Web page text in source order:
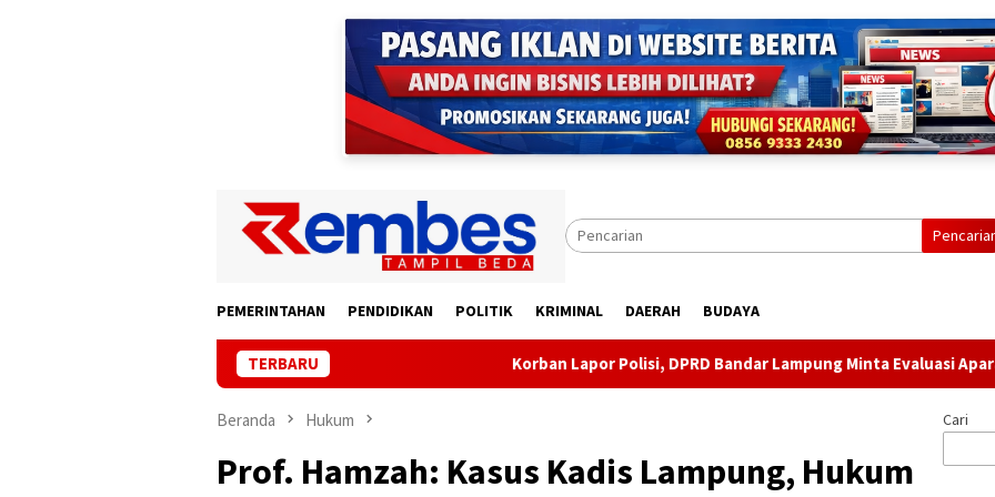
PEMERINTAHAN PENDIDIKAN POLITIK KRIMINAL DAERAH BUDAYA
TERBARU Korban Lapor Polisi, DPRD Bandar Lampung Minta Evaluasi Aparat Lingkungan
Beranda Hukum
Prof. Hamzah: Kasus Kadis Lampung, Hukum
Cari